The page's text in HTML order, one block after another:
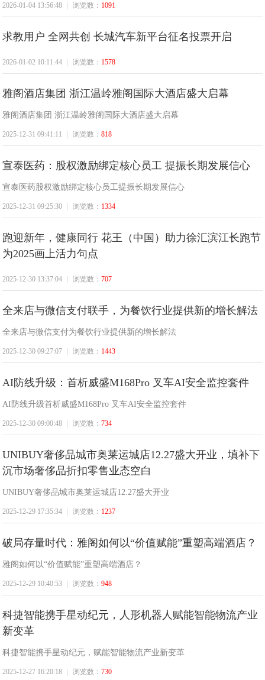
消
2026-01-04 13:56:48 浏览数： 1091
求教用户 全网共创 长城汽车新平台征名投票开启
2026-01-02 10:11:44 浏览数： 1578
雅阁酒店集团 浙江温岭雅阁国际大酒店盛大启幕
雅阁酒店集团 浙江温岭雅阁国际大酒店盛大启幕
2025-12-31 09:41:11 浏览数：818
宣泰医药：股权激励绑定核心员工 提振长期发展信心
宣泰医药股权激励绑定核心员工提振长期发展信心
2025-12-31 09:25:30 浏览数： 1334
跑迎新年，健康同行 花王（中国）助力徐汇滨江长跑节
为2025画上活力句点
2025-12-30 13:37:04 浏览数：707
全来店与微信支付联手，为餐饮行业提供新的增长解法
全来店与微信支付为餐饮行业提供新的增长解法
2025-12-30 09:27:07 浏览数： 1443
AI防线升级：首析威盛M168Pro 叉车AI安全监控套件
AI防线升级首析威盛M168Pro 叉车AI安全监控套件
2025-12-30 09:00:48 浏览数：734
UNIBUY奢侈品城市奥莱运城店12.27盛大开业，填补下
沉市场奢侈品折扣零售业态空白
UNIBUY奢侈品城市奥莱运城店12.27盛大开业
2025-12-29 17:35:34 浏览数： 1237
破局存量时代：雅阁如何以“价值赋能”重塑高端酒店？
雅阁如何以“价值赋能”重塑高端酒店？
2025-12-29 10:40:53 浏览数：948
科捷智能携手星动纪元，人形机器人赋能智能物流产业
新变革
科捷智能携手星动纪元，赋能智能物流产业新变革
2025-12-27 16:20:18 浏览数：730